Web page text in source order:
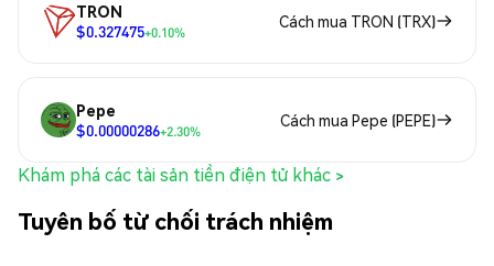
TRON
$0.327475+0.10%
Cách mua TRON (TRX)
Pepe
$0.00000286+2.30%
Cách mua Pepe (PEPE)
Khám phá các tài sản tiền điện tử khác >
Tuyên bố từ chối trách nhiệm